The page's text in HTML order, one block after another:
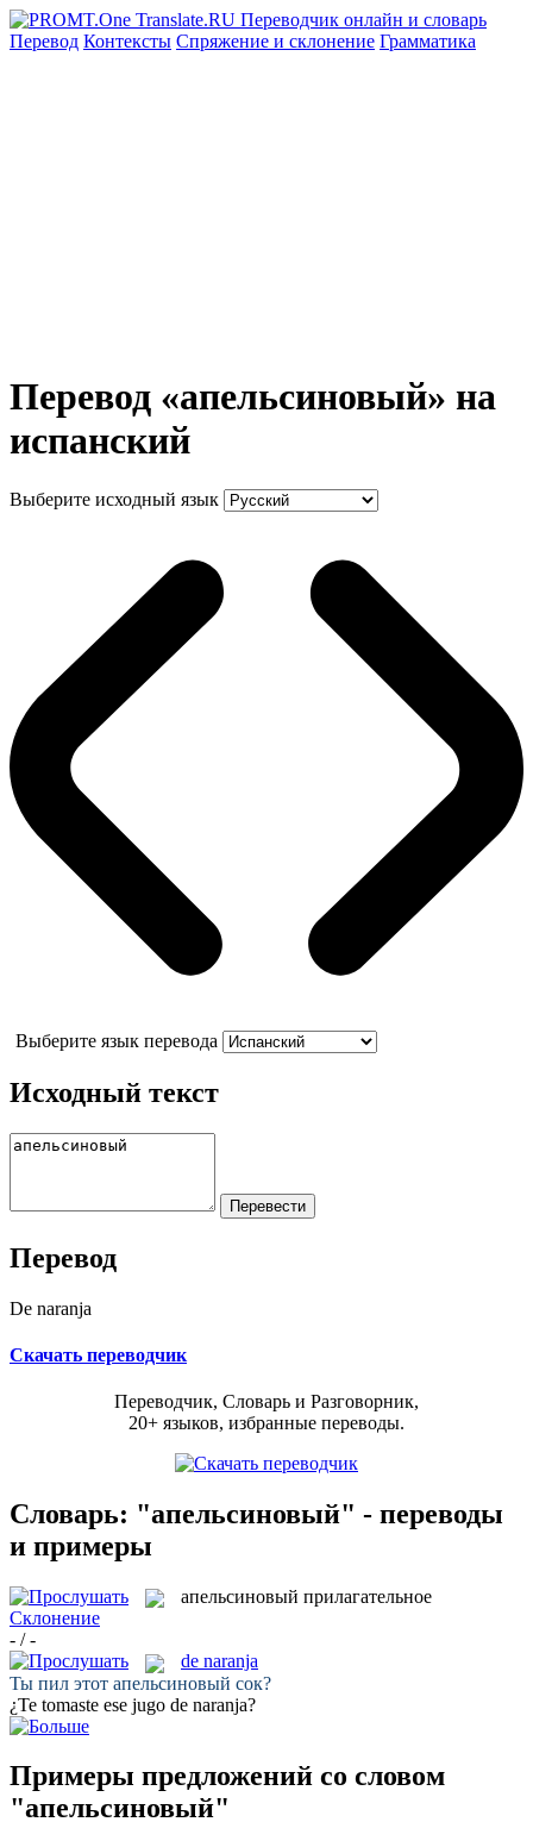
Перевод Контексты Спряжение и склонение Грамматика
Перевод «апельсиновый» на
испанский
Выберите исходный язык
Выберите язык перевода
Исходный текст
Перевод
De naranja
Скачать переводчик
Переводчик, Словарь и Разговорник,
20+ языков, избранные переводы.
Словарь: "апельсиновый" - переводы
и примеры
апельсиновый прилагательное
Склонение
- / -
de naranja
Ты пил этот апельсиновый сок?
¿Te tomaste ese jugo de naranja?
Примеры предложений со словом
"апельсиновый"